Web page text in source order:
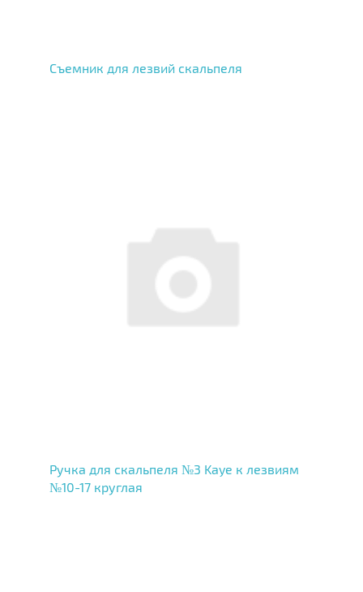
Съемник для лезвий скальпеля
Ручка для скальпеля №3 Kaye к лезвиям
№10-17 круглая